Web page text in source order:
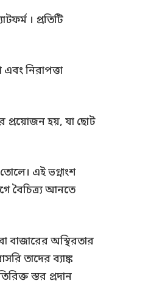
। প্রতিটি
নিরাপত্তা
প্রয়োজন হয়, যা ছোট
এই ভগ্নাংশ
বৈচিত্র্য আনতে
বাজারের অস্থিরতার
তাদের ব্যাঙ্ক
স্তর প্রদান